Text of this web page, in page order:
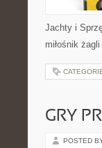
Jachty i
miłośnik
GRY
POSTED